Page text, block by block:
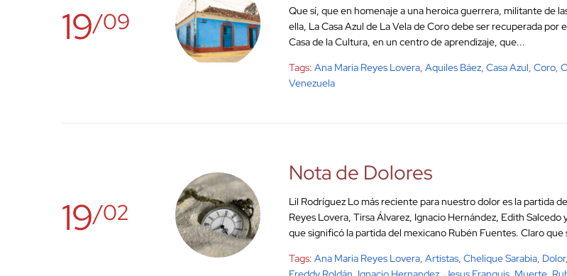
19/09
Que sí, que en homenaje a una heroica guerrera, militante de
ella, La Casa Azul de La Vela de Coro debe ser recuperada
Casa de la Cultura, en un centro de aprendizaje, que...
Tags: Ana Maria Reyes Lovera, Aquiles Báez, Casa Azul, Coro,
Venezuela
19/02
Nota de Dolores
Lil Rodríguez Lo más reciente para nuestro dolor es la partida
Reyes Lovera, Tirsa Álvarez, Ignacio Hernández, Edith
que significó la partida del mexicano Rubén Fuentes. Claro
Tags: Ana Maria Reyes Lovera, Artistas, Chelique Sarabia, Dolor,